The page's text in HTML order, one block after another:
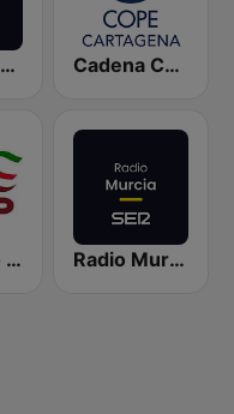
Radio Alicante SER Cadena COPE Cartagena
Top Radio | España Radio Murcia SER